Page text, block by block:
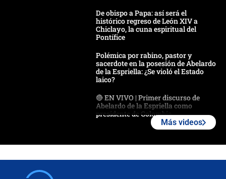
De obispo a Papa: así será el
histórico regreso de León XIV a
Chiclayo, la cuna espiritual del
Pontífice
Polémica por rabino, pastor y
sacerdote en la posesión de Abelardo
de la Espriella: ¿Se violó el Estado
laico?
🔴 EN VIVO | Primer discurso de
Abelardo de la Espriella como
presidente de Colombia
Más videos